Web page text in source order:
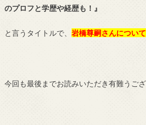
のプロフと学歴や経歴も！ 』
と言うタイトルで、 岩橋尊嗣さんについ
今回も最後までお読みいただき有難うござ